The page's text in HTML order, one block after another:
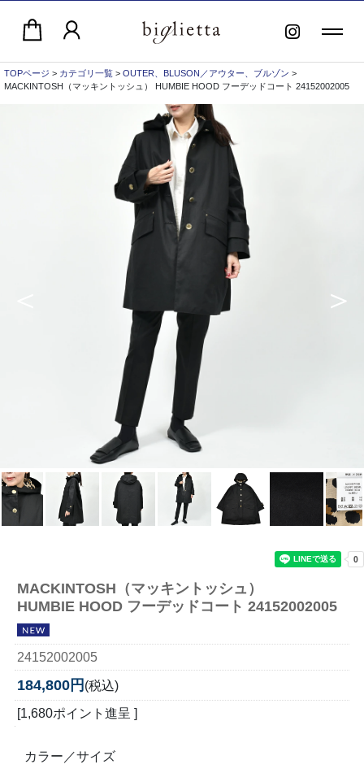
TOPページ > カテゴリ一覧 > OUTER、BLUSON／アウター、ブルゾン >
MACKINTOSH（マッキントッシュ） HUMBIE HOOD フーデッドコート 24152002005
MACKINTOSH（マッキントッシュ）
HUMBIE HOOD フーデッドコート 24152002005
24152002005
184,800円 (税込)
[1,680ポイント進呈 ]
カラー／サイズ